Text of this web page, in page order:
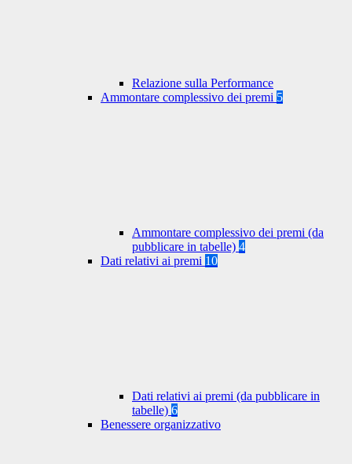
Relazione sulla Performance
Ammontare complessivo dei premi 5
Ammontare complessivo dei premi (da
pubblicare in tabelle) 4
Dati relativi ai premi 10
Dati relativi ai premi (da pubblicare in
tabelle) 6
Benessere organizzativo